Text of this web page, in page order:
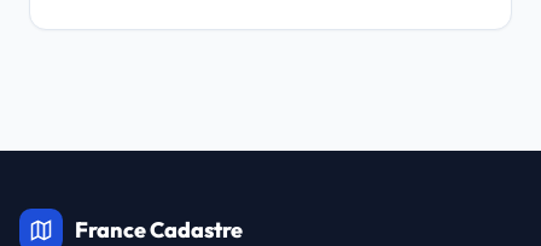
France Cadastre